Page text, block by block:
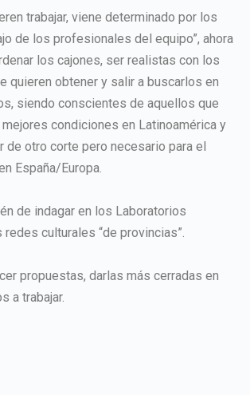
trabajar, viene determinado por los
de los profesionales del equipo”, ahora
los cajones, ser realistas con los
quieren obtener y salir a buscarlos en
siendo conscientes de aquellos que
mejores condiciones en Latinoamérica y
de otro corte pero necesario para el
España/Europa.
de indagar en los Laboratorios
culturales “de provincias”.
propuestas, darlas más cerradas en
a trabajar.